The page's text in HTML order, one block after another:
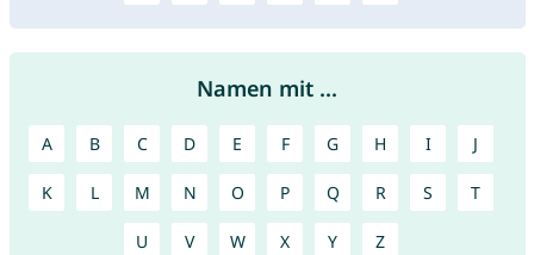
Namen mit ...
A B C D E F G H I J
K L M N O P Q R S T
U V W X Y Z